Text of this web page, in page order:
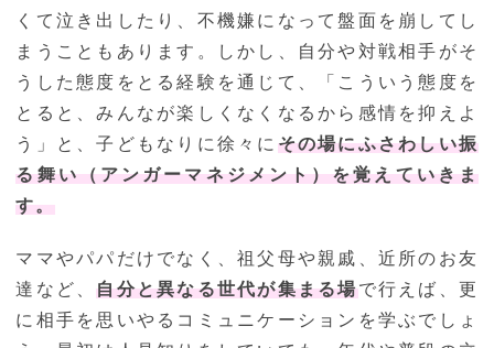
くて泣き出したり、不機嫌になって盤面を崩してし
まうこともあります。しかし、自分や対戦相手がそ
うした態度をとる経験を通じて、「こういう態度を
とると、みんなが楽しくなくなるから感情を抑えよ
う」と、子どもなりに徐々に その場にふさわしい振
る舞い（アンガーマネジメント）を覚えていきま
す。
ママやパパだけでなく、祖父母や親戚、近所のお友
達など、自分と異なる世代が集まる場で行えば、更
に相手を思いやるコミュニケーションを学ぶでしょ